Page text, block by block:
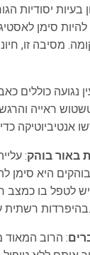
בעיות יסודיות
להיות סימן
מסיבה זו,
נגועה כוללים
טשטוש ראייה
באור בוהק:
היא סימן
לטפל בו כמצב
בהיפרדות רשתית עלול להוביל לעיוורון.
: הרוב המאוד